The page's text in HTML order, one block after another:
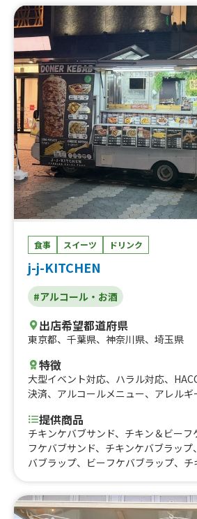
食事 スイーツ ドリンク
j-j-KITCHEN
#アルコール・お酒
出店希望都道府県
東京都、 千葉県、 神奈川県、 埼玉県
特徴
大型イベント対応、 ハラル対応、
決済、 アルコールメニュー、 アレルギ
提供商品
チキンケバブサンド、チキン＆ビーフ
フケバブサンド、チキンケバブラッ
バブラップ、ビーフケバブラップ、
ンと野菜とケバブ、ビーフと野菜と
フと野菜、ロングポテト、チーズハ